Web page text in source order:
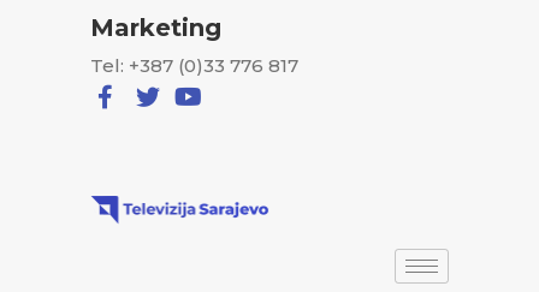
Marketing
Tel: +387 (0)33 776 817